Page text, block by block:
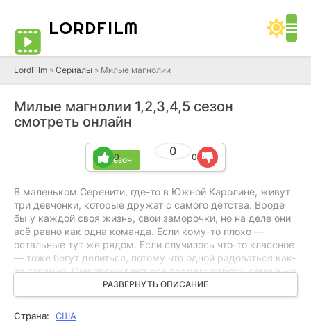
LORDFILM
LordFilm » Сериалы » Милые магнолии
Милые магнолии 1,2,3,4,5 сезон
смотреть онлайн
5 сезон
0
0 0
В маленьком Серенити, где-то в Южной Каролине, живут
три девчонки, которые дружат с самого детства. Вроде
бы у каждой своя жизнь, свои заморочки, но на деле они
всё равно как одна команда. Если кому-то плохо —
остальные тут же рядом. Если случилось что-то классное
— тоже бегут делиться, потому что одной радоваться как-
то странно. Они обсуждают всё подряд: работу, семейные
дела, обиды, смешные мелочи. Иногда спорят, иногда
молчат, но связь не рвётся. Такая дружба, которая
держится годами и не требует объяснений.
РАЗВЕРНУТЬ ОПИСАНИЕ
Страна:
США